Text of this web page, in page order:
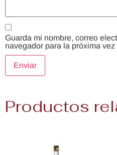
Guarda mi nombre, correo
navegador para la próxima vez
Productos